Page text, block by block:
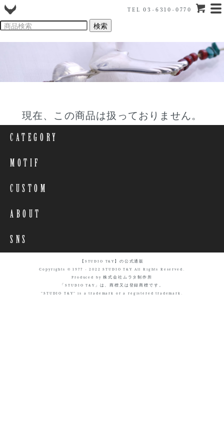
TEL 03-6310-0770
現在、この商品は扱っておりません。
CATEGORY
MOTIF
CUSTOM
ABOUT
SNS
【STUDIO T&Y】の公式通販
Copyrights © 1977 - 2022 STUDIO T&Y All Rights Reserved.
Produced by 株式会社ムラタ制作所
「STUDIO T&Y」は、商標又は登録商標です。
"STUDIO T&Y" is a trademark or a registered trademark.